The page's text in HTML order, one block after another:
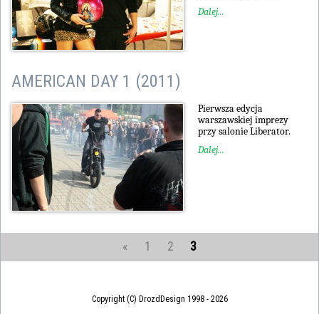
Dalej...
AMERICAN DAY 1 (2011)
Pierwsza edycja
warszawskiej imprezy
przy salonie Liberator.
Dalej...
« 1 2 3
Copyright (C) DrozdDesign 1998 - 2026